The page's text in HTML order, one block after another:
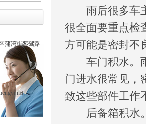
蒲湾街銮驾路
雨后很多车主
很全面要重点检
方可能是密封不
车门积水。雨
门进水很常见，
致这些部件工作
后备箱积水。